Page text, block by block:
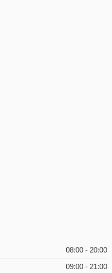
08:00 - 20:00
09:00 - 21:00